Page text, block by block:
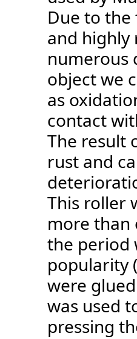
Due to
and highly
numerous
object we
as
contact
The result
rust and
This roller
more than
the period
popularity
were
was used
pressing